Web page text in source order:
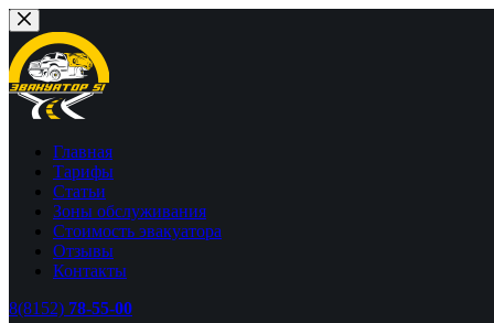
Перейти
к
сути
Главная
Тарифы
Статьи
Зоны обслуживания
Стоимость эвакуатора
Отзывы
Контакты
8(8152) 78-55-00